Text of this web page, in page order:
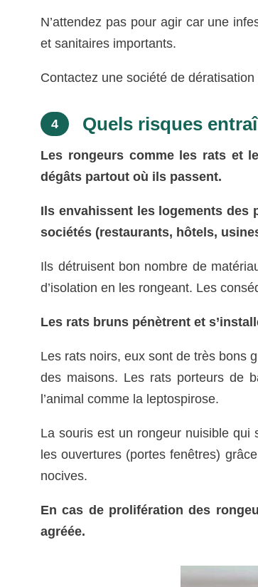
N’attendez pas pour agir car une
et sanitaires importants.
Contactez une société de
4 Quels risques
Les rongeurs comme les rats et
dégâts partout où ils passent.
Ils envahissent les logements des
sociétés (restaurants, hôtels,
Ils détruisent bon nombre de
d’isolation en les rongeant. Les
Les rats bruns pénètrent et
Les rats noirs, eux sont de très bons
des maisons. Les rats porteurs de
l’animal comme la leptospirose.
La souris est un rongeur nuisible qui
les ouvertures (portes fenêtres)
nocives.
En cas de prolifération des
agréée.